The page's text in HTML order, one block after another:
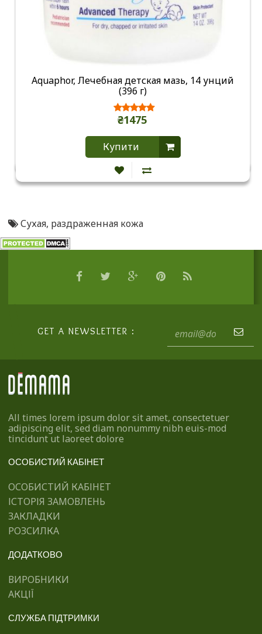
Aquaphor, Лечебная детская мазь, 14 унций
(396 г)
₴1475
Купити
Сухая, раздраженная кожа
GET A NEWSLETTER :
All times lorem ipsum dolor sit amet, consectetuer
adipiscing elit, sed diam nonummy nibh euis-mod
tincidunt ut laoreet dolore
ОСОБИСТИЙ КАБІНЕТ
ОСОБИСТИЙ КАБІНЕТ
ІСТОРІЯ ЗАМОВЛЕНЬ
ЗАКЛАДКИ
РОЗСИЛКА
ДОДАТКОВО
ВИРОБНИКИ
АКЦІЇ
СЛУЖБА ПІДТРИМКИ